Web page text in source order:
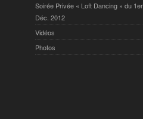
Soirée Privée « Loft Dancing » du 1er
Déc. 2012
Vidéos
Photos